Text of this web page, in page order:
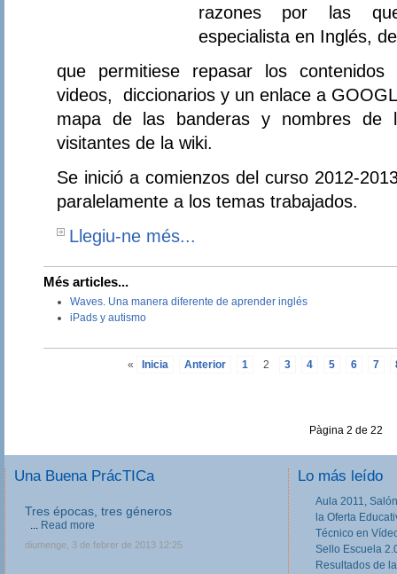
razones por las
especialista en Inglés,
que permitiese repasar los
videos, diccionarios y un enlace a
mapa de las banderas y nombres
visitantes de la wiki.
Se inició a comienzos del curso 2012-
paralelamente a los temas trabajados.
Llegiu-ne més...
Més articles...
Waves. Una manera diferente de aprender inglés
iPads y autismo
« Inicia Anterior 1 2 3 4 5 6 7
Pàgina 2 de 22
Una Buena PrácTICa
Tres épocas, tres géneros
... Read more
diumenge, 3 de febrer de 2013 12:25
Lo más leído
Aula 2011,
la Oferta
Técnico en
Sello Escuela
Resultados de